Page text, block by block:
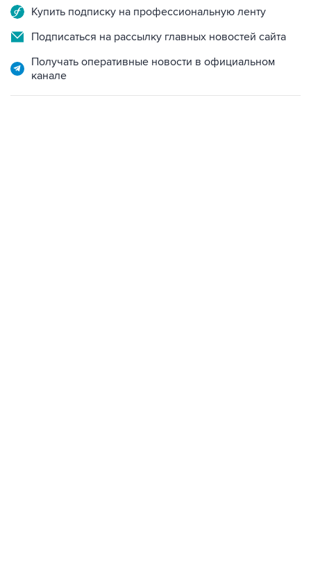
Подписаться на рассылку главных новостей сайта
Получать оперативные новости в официальном